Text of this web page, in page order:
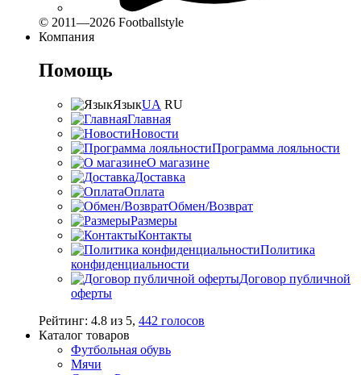
© 2011—2026 Footballstyle
Компания
Помощь
ЯзыкUA RU
Главная
Новости
Программа лояльности
О магазине
Доставка
Оплата
Обмен/Возврат
Размеры
Контакты
Политика
конфиденциальности
Договор публичной
оферты
Рейтинг: 4.8 из 5, 442 голосов
Каталог товаров
Футбольная обувь
Мячи